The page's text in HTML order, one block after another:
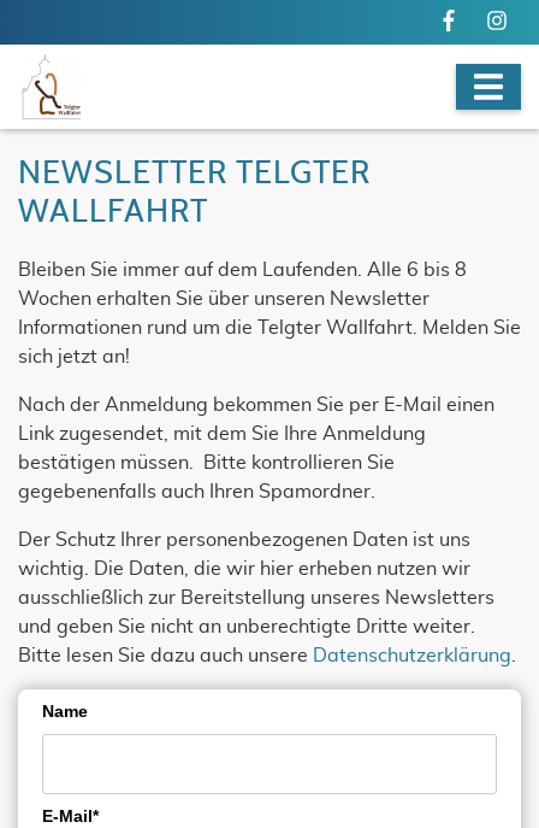
NEWSLETTER TELGTER
WALLFAHRT
Bleiben Sie immer auf dem Laufenden. Alle 6 bis 8
Wochen erhalten Sie über unseren Newsletter
Informationen rund um die Telgter Wallfahrt. Melden Sie
sich jetzt an!
Nach der Anmeldung bekommen Sie per E-Mail einen
Link zugesendet, mit dem Sie Ihre Anmeldung
bestätigen müssen. Bitte kontrollieren Sie
gegebenenfalls auch Ihren Spamordner.
Der Schutz Ihrer personenbezogenen Daten ist uns
wichtig. Die Daten, die wir hier erheben nutzen wir
ausschließlich zur Bereitstellung unseres Newsletters
und geben Sie nicht an unberechtigte Dritte weiter.
Bitte lesen Sie dazu auch unsere
Datenschutzerklärung
Name
E-Mail*